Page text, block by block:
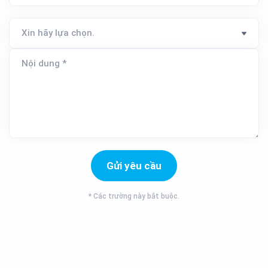
Nội dung *
* Các trường này bắt buộc.